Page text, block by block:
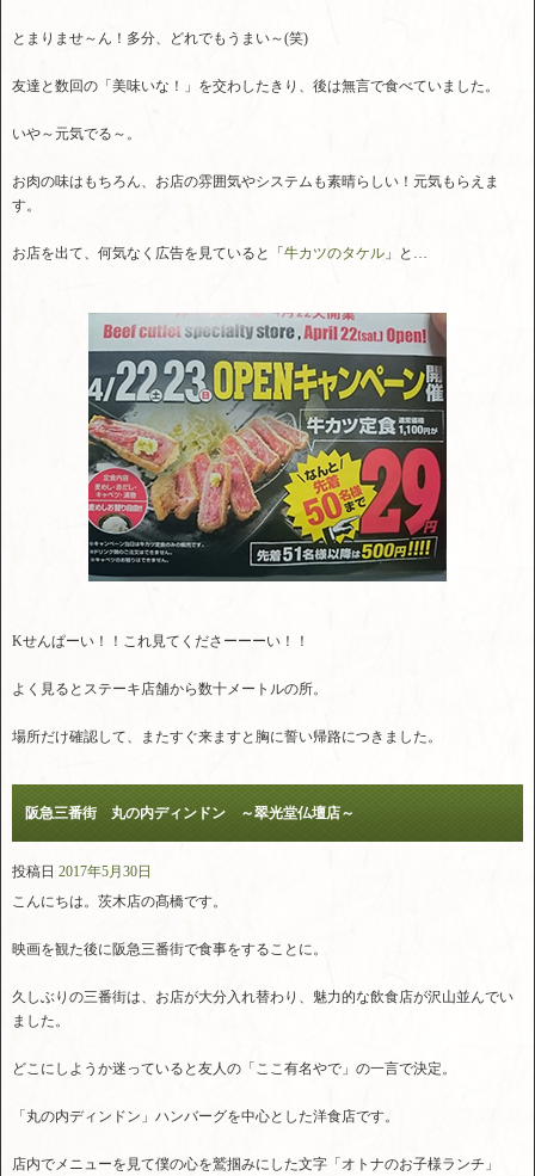
とまりませ～ん！多分、どれでもうまい～(笑)
友達と数回の「美味いな！」を交わしたきり、後は無言で食べていました。
いや～元気でる～。
お肉の味はもちろん、お店の雰囲気やシステムも素晴らしい！元気もらえま
す。
お店を出て、何気なく広告を見ていると「 牛カツのタケル 」と…
Kせんぱーい！！これ見てくださーーーい！！
よく見るとステーキ店舗から数十メートルの所。
場所だけ確認して、またすぐ来ますと胸に誓い帰路につきました。
阪急三番街 丸の内ディンドン ～翠光堂仏壇店～
投稿日 2017年5月30日
こんにちは。茨木店の髙橋です。
映画を観た後に阪急三番街で食事をすることに。
久しぶりの三番街は、お店が大分入れ替わり、魅力的な飲食店が沢山並んでい
ました。
どこにしようか迷っていると友人の「ここ有名やで」の一言で決定。
「丸の内ディンドン」ハンバーグを中心とした洋食店です。
店内でメニューを見て僕の心を鷲掴みにした文字「オトナのお子様ランチ」